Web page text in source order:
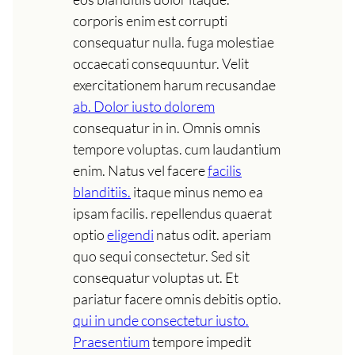
corporis enim est corrupti
consequatur nulla. fuga molestiae
occaecati consequuntur. Velit
exercitationem harum recusandae
ab. Dolor iusto dolorem
consequatur in in. Omnis omnis
tempore voluptas. cum laudantium
enim. Natus vel facerefacilis
blanditiis. itaque minus nemo ea
ipsam facilis. repellendus quaerat
optioeligendi natus odit. aperiam
quo sequi consectetur. Sed sit
consequatur voluptas ut. Et
pariatur facere omnis debitis optio.
qui in unde consectetur iusto.
Praesentiumtempore impedit